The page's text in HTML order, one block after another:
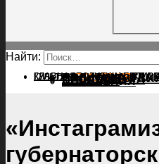
Найти:
ГЛАВНАЯПОЛИТИКА
КУЛЬТУРАПОСЕЛЕНИЯ
ПОЛИТИКА
ПРОКУРАТУРА
СПОРТ
КУЛЬТУРА
ПОСЕЛЕНИЯ